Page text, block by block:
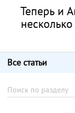
Теперь и
Все статьи